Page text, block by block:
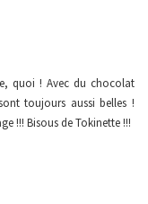
quoi ! Avec du chocolat
toujours aussi belles !
!!! Bisous de Tokinette !!!